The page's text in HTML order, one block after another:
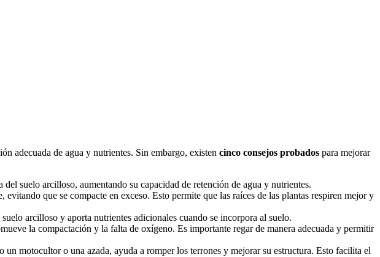
adecuada de agua y nutrientes. Sin embargo, existen cinco consejos probados para mejorar
suelo arcilloso, aumentando su capacidad de retención de agua y nutrientes.
que se compacte en exceso. Esto permite que las raíces de las plantas respiren mejor y
arcilloso y aporta nutrientes adicionales cuando se incorpora al suelo.
la compactación y la falta de oxígeno. Es importante regar de manera adecuada y permitir
motocultor o una azada, ayuda a romper los terrones y mejorar su estructura. Esto facilita el